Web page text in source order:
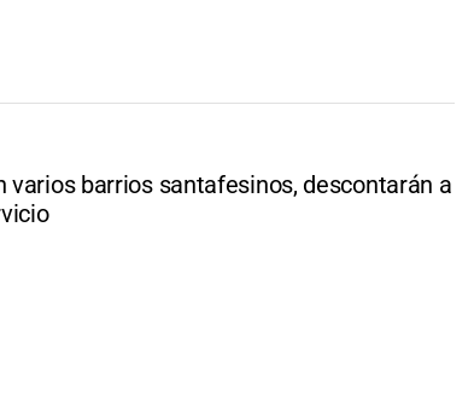
varios barrios santafesinos, descontarán a